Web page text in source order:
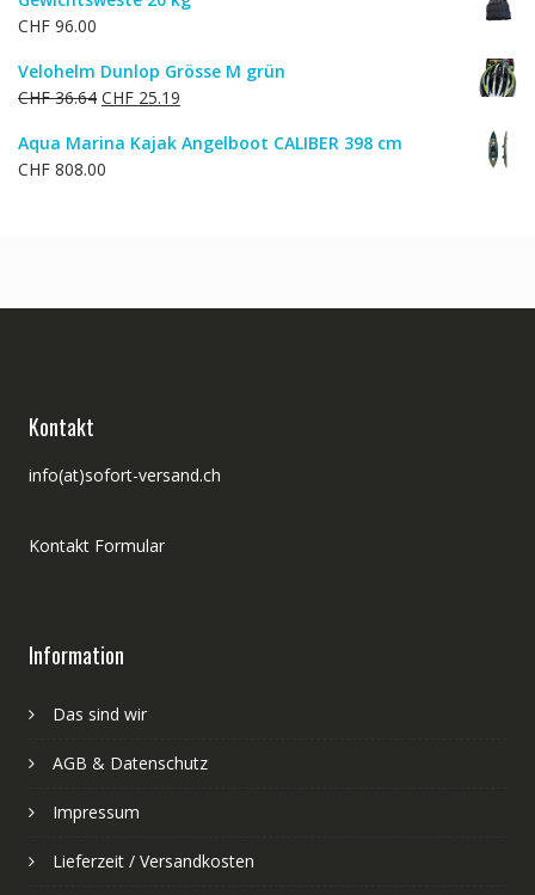
war:
CHF 96.00
Velohelm Dunlop Grösse M grün
CHF36.64 Ursprünglicher
war:
CHF 36.64
CHF 25.19
ist:
Aqua Marina Kajak Angelboot CALIBER 398 cm
CHF 808.00
Kontakt
info(at)sofort-versand.ch
Kontakt Formular
Information
Das sind wir
AGB & Datenschutz
Impressum
Lieferzeit / Versandkosten